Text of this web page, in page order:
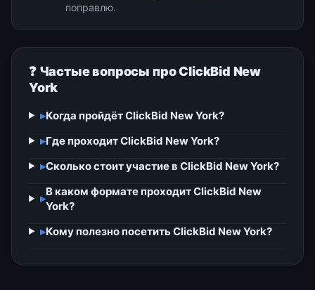
поправлю.
❓ Частые вопросы про ClickBid New
York
▸Когда пройдёт ClickBid New York?
▸Где проходит ClickBid New York?
▸Сколько стоит участие в ClickBid New York?
▸
В каком формате проходит ClickBid New
York?
▸Кому полезно посетить ClickBid New York?